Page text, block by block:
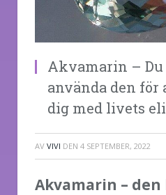
Akvamarin –
använda den
dig med livets
AV VIVI DEN 4 SEPTEMBER, 2022
Akvamarin – den